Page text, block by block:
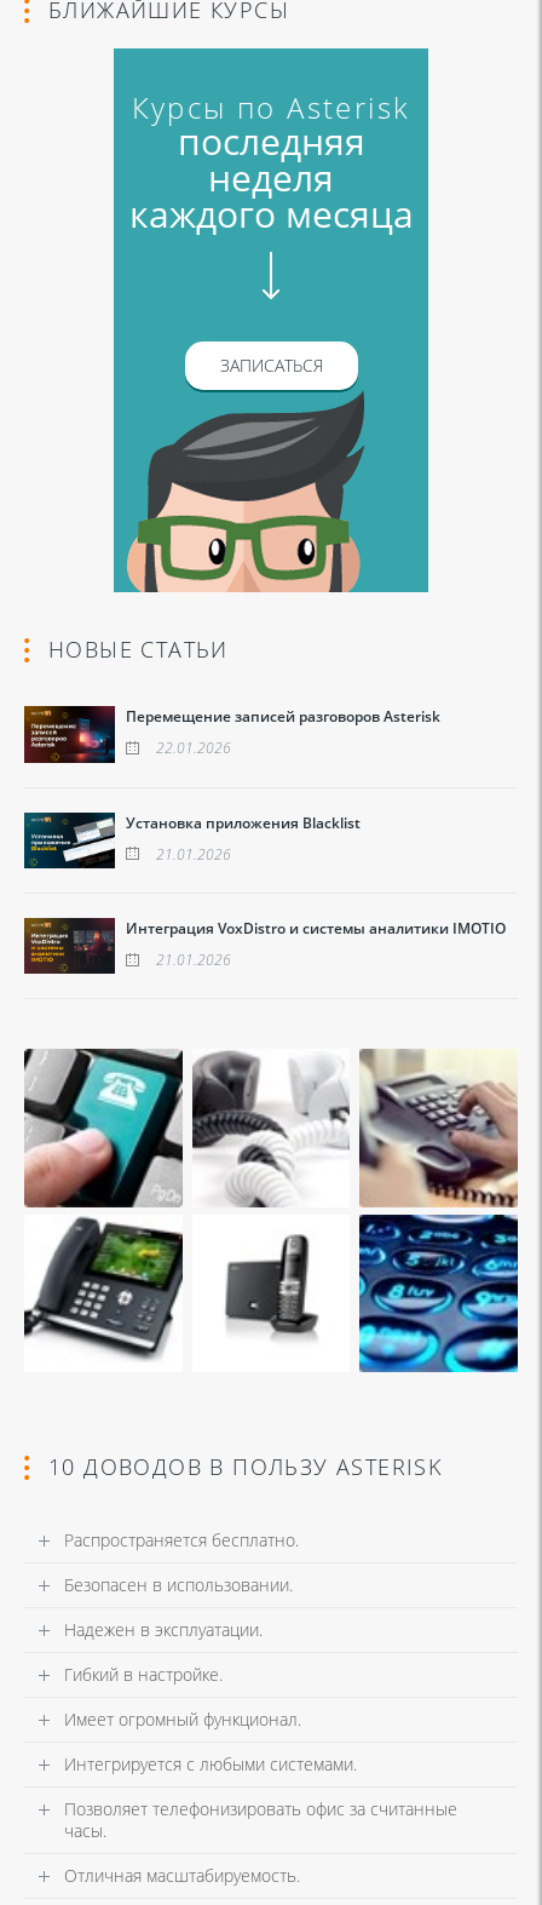
БЛИЖАЙШИЕ КУРСЫ
Курсы по Asterisk
последняя
неделя
каждого месяца
ЗАПИСАТЬСЯ
НОВЫЕ СТАТЬИ
Перемещение записей разговоров Asterisk
22.01.2026
Установка приложения Blacklist
21.01.2026
Интеграция VoxDistro и системы аналитики IMOTIO
21.01.2026
10 ДОВОДОВ В ПОЛЬЗУ ASTERISK
Распространяется бесплатно.
Безопасен в использовании.
Надежен в эксплуатации.
Гибкий в настройке.
Имеет огромный функционал.
Интегрируется с любыми системами.
Позволяет телефонизировать офис за считанные
часы.
Отличная масштабируемость.